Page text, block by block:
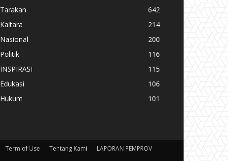
Tarakan
642
Kaltara
214
Nasional
200
Politik
116
INSPIRASI
115
Edukasi
106
Hukum
101
Term of Use Tentang Kami LAPORAN PEMPROV